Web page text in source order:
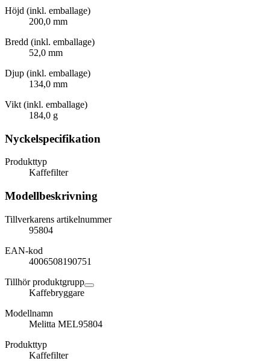
Höjd (inkl. emballage)
200,0 mm
Bredd (inkl. emballage)
52,0 mm
Djup (inkl. emballage)
134,0 mm
Vikt (inkl. emballage)
184,0 g
Nyckelspecifikation
Produkttyp
Kaffefilter
Modellbeskrivning
Tillverkarens artikelnummer
95804
EAN-kod
4006508190751
Tillhör produktgrupp
Kaffebryggare
Modellnamn
Melitta MEL95804
Produkttyp
Kaffefilter